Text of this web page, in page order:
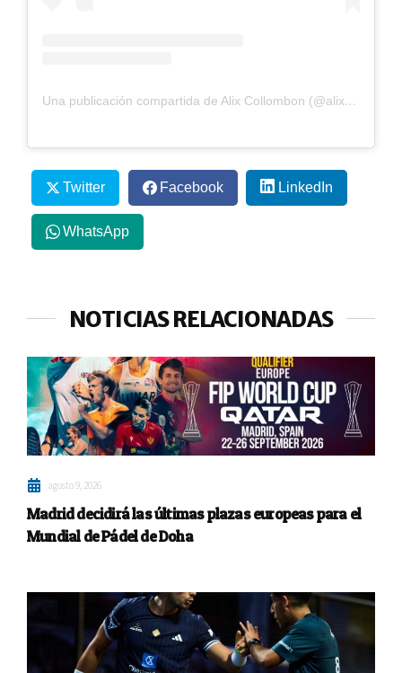
Una publicación compartida de Alix Collombon (@alixcollombon)
Twitter Facebook LinkedIn
WhatsApp
NOTICIAS RELACIONADAS
agosto 9, 2026
Madrid decidirá las últimas plazas europeas para el
Mundial de Pádel de Doha